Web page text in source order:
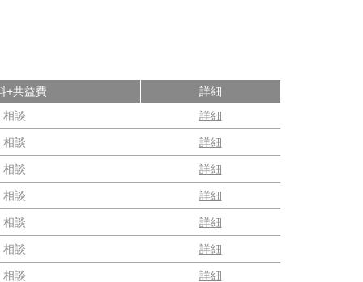
+共益費
詳細
相談 詳細
相談 詳細
相談 詳細
相談 詳細
相談 詳細
相談 詳細
相談 詳細